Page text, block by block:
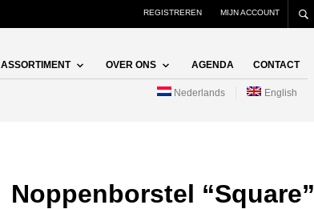
REGISTREREN MIJN ACCOUNT
ASSORTIMENT OVER ONS AGENDA CONTACT
Nederlands English
Noppenborstel “Square”